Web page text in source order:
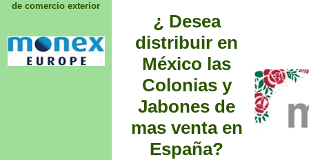
de comercio exterior
¿ Desea
distribuir en
México las
Colonias y
Jabones de
mas venta en
España?